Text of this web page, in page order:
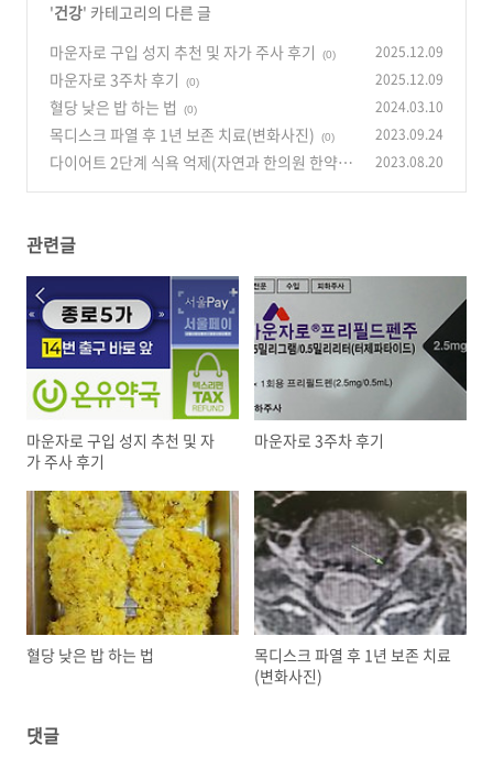
'건강' 카테고리의 다른 글
마운자로 구입 성지 추천 및 자가 주사 후기
(0) 2025.12.09
마운자로 3주차 후기 (0) 2025.12.09
혈당 낮은 밥 하는 법 (0) 2024.03.10
목디스크 파열 후 1년 보존 치료(변화사진) (0) 2023.09.24
다이어트 2단계 식욕 억제(자연과 한의원 한약) 2023.08.20
관련글
마운자로 구입 성지 추천 및 자
가 주사 후기
마운자로 3주차 후기
혈당 낮은 밥 하는 법
목디스크 파열 후 1년 보존 치료
(변화사진)
댓글